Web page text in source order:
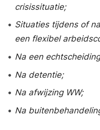
crisissituatie;
• Situaties tijdens of
een flexibel
• Na een
• Na detentie;
• Na afwijzing WW;
• Na